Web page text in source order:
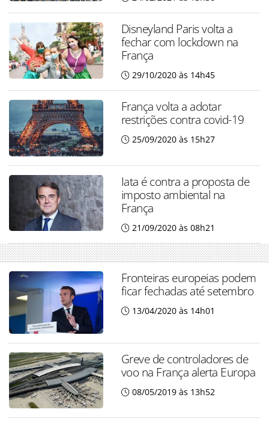
Disneyland Paris volta a
fechar com lockdown na
França
29/10/2020 às 14h45
França volta a adotar
restrições contra covid-19
25/09/2020 às 15h27
Iata é contra a proposta de
imposto ambiental na
França
21/09/2020 às 08h21
Fronteiras europeias podem
ficar fechadas até setembro
13/04/2020 às 14h01
Greve de controladores de
voo na França alerta Europa
08/05/2019 às 13h52